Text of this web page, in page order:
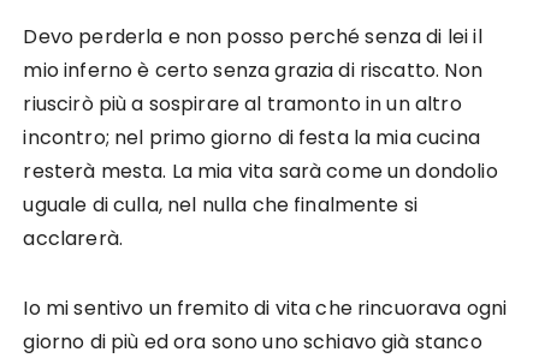
Devo perderla e non posso perché senza di lei il
mio inferno è certo senza grazia di riscatto. Non
riuscirò più a sospirare al tramonto in un altro
incontro; nel primo giorno di festa la mia cucina
resterà mesta. La mia vita sarà come un dondolio
uguale di culla, nel nulla che finalmente si
acclarerà.
Io mi sentivo un fremito di vita che rincuorava ogni
giorno di più ed ora sono uno schiavo già stanco